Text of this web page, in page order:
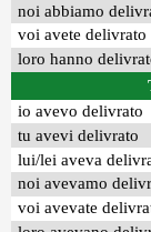
noi abbiamo
voi avete delivrato
loro hanno
io avevo delivrato
tu avevi delivrato
lui/lei aveva
noi avevamo
voi avevate